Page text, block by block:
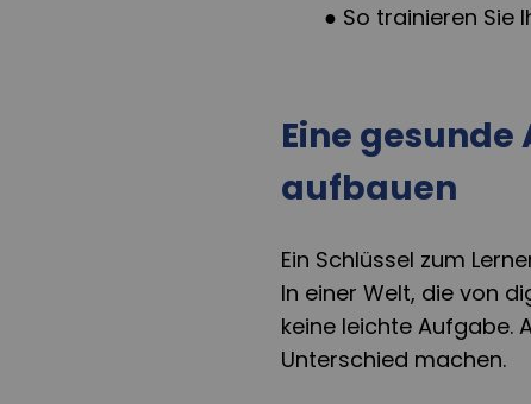
● So trainieren Sie
Eine
aufbauen
Ein Schlüssel zum
In einer Welt, die von
keine leichte Aufgabe.
Unterschied machen.